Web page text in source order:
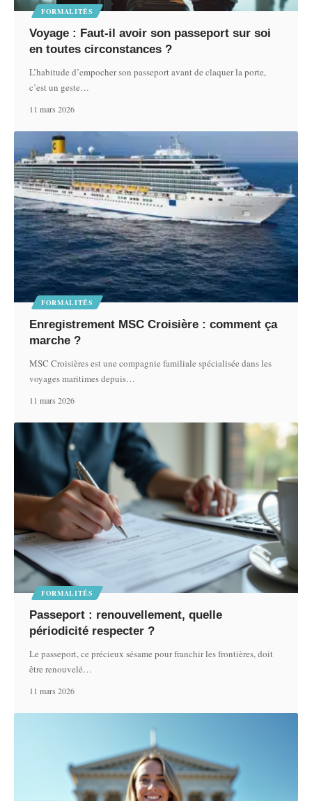
FORMALITÉS
Voyage : Faut-il avoir son passeport sur soi
en toutes circonstances ?
L’habitude d’empocher son passeport avant de claquer la porte,
c’est un geste…
11 mars 2026
FORMALITÉS
Enregistrement MSC Croisière : comment ça
marche ?
MSC Croisières est une compagnie familiale spécialisée dans les
voyages maritimes depuis…
11 mars 2026
FORMALITÉS
Passeport : renouvellement, quelle
périodicité respecter ?
Le passeport, ce précieux sésame pour franchir les frontières, doit
être renouvelé…
11 mars 2026